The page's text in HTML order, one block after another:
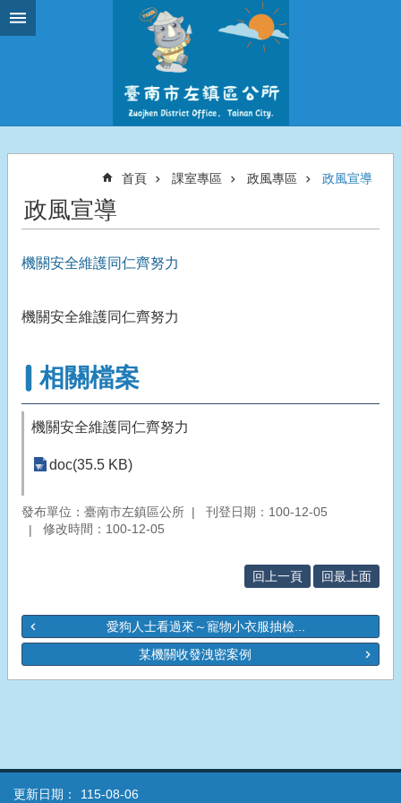
跳到主要內容區塊
首頁 課室專區 政風專區 政風宣導
政風宣導
機關安全維護同仁齊努力
機關安全維護同仁齊努力
相關檔案
機關安全維護同仁齊努力
doc(35.5 KB)
發布單位：臺南市左鎮區公所
刊登日期：100-12-05
修改時間：100-12-05
回上一頁 回最上面
愛狗人士看過來～寵物小衣服抽檢...
某機關收發洩密案例
更新日期： 115-08-06